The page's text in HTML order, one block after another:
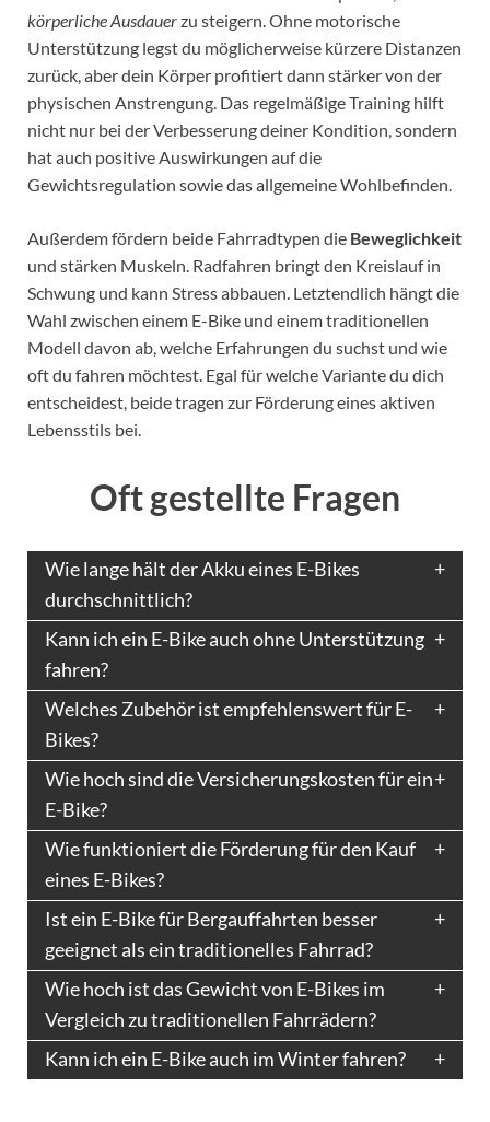
körperliche Ausdauerzu steigern. Ohne motorische
Unterstützung legst du möglicherweise kürzere Distanzen
zurück, aber dein Körper profitiert dann stärker von der
physischen Anstrengung. Das regelmäßige Training hilft
nicht nur bei der Verbesserung deiner Kondition, sondern
hat auch positive Auswirkungen auf die
Gewichtsregulation sowie das allgemeine Wohlbefinden.
Außerdem fördern beide Fahrradtypen die Beweglichkeit
und stärken Muskeln. Radfahren bringt den Kreislauf in
Schwung und kann Stress abbauen. Letztendlich hängt die
Wahl zwischen einem E-Bike und einem traditionellen
Modell davon ab, welche Erfahrungen du suchst und wie
oft du fahren möchtest. Egal für welche Variante du dich
entscheidest, beide tragen zur Förderung eines aktiven
Lebensstils bei.
Oft gestellte Fragen
Wie lange hält der Akku eines E-Bikes
durchschnittlich?
Kann ich ein E-Bike auch ohne Unterstützung
fahren?
Welches Zubehör ist empfehlenswert für E-
Bikes?
Wie hoch sind die Versicherungskosten für ein
E-Bike?
Wie funktioniert die Förderung für den Kauf
eines E-Bikes?
Ist ein E-Bike für Bergauffahrten besser
geeignet als ein traditionelles Fahrrad?
Wie hoch ist das Gewicht von E-Bikes im
Vergleich zu traditionellen Fahrrädern?
Kann ich ein E-Bike auch im Winter fahren?